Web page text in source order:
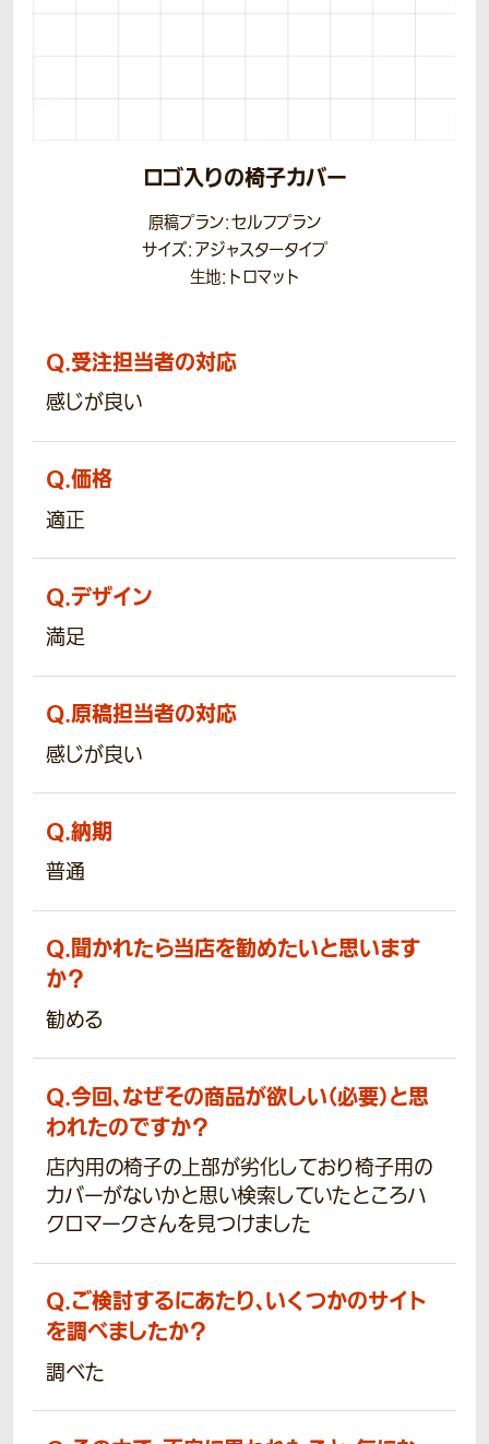
ロゴ入りの椅子カバー
原稿プラン：セルフプラン
サイズ：アジャスタータイプ
生地：トロマット
Q.受注担当者の対応
感じが良い
Q.価格
適正
Q.デザイン
満足
Q.原稿担当者の対応
感じが良い
Q.納期
普通
Q.聞かれたら当店を勧めたいと思います
か？
勧める
Q.今回、なぜその商品が欲しい（必要）と思
われたのですか？
店内用の椅子の上部が劣化しており椅子用の
カバーがないかと思い検索していたところハ
クロマークさんを見つけました
Q.ご検討するにあたり、いくつかのサイト
を調べましたか？
調べた